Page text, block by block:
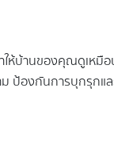
บ้านของคุณดูเหมือ
ป้องกันการบุกรุก